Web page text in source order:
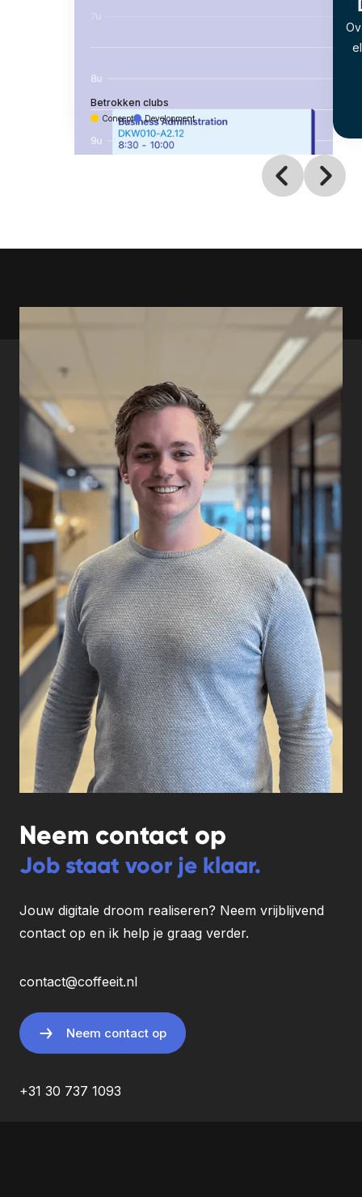
Betrokken clubs
Concept Development
Neem contact op
Job staat voor je klaar.
Jouw digitale droom realiseren? Neem vrijblijvend
contact op en ik help je graag verder.
contact@coffeeit.nl
Neem contact op
+31 30 737 1093